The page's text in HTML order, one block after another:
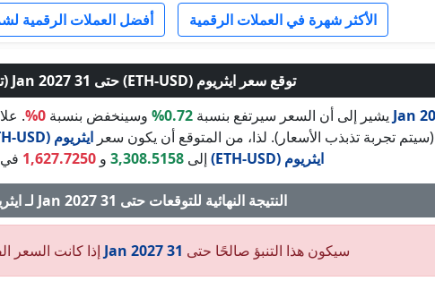
الأكثر شهرة في العملات الرقمية أفضل العملات الرقمية
توقع سعر ايثريوم (ETH-USD) حتى 31 Jan 2027 (تاريخ التحديث: 31 Jul 2026)
يشير إلى أن السعر سيرتفع بنسبة0.72% وسينخفض بنسبة0%
.
(سيتم تجربة تذبذب الأسعار). لذا، من المتوقع أن يكون سعر ايثريوم (ETH-USD)
ايثريوم (ETH-USD)
إلى 3,308.5158 و 1,627.7250 في
النتيجة النهائية للتوقعات حتى 31 Jan 2027 لـ ايثريوم (ETH-USD) تشير إلى:
سيكون هذا التنبؤ صالحًا حتى 31 Jan 2027 إذا كانت السعر